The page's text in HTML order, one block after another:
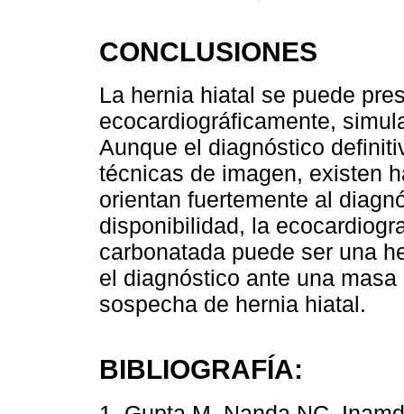
CONCLUSIONES
La hernia hiatal se puede
ecocardiográficamente,
Aunque el diagnóstico
técnicas de imagen, existen
orientan fuertemente al
disponibilidad, la
carbonatada puede ser una
el diagnóstico ante una
sospecha de hernia hiatal.
BIBLIOGRAFÍA: